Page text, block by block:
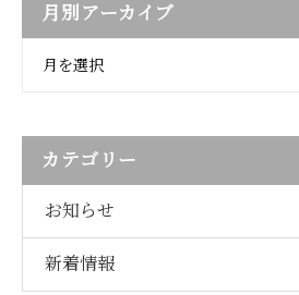
月別アーカイブ
月を選択
カテゴリー
お知らせ
新着情報